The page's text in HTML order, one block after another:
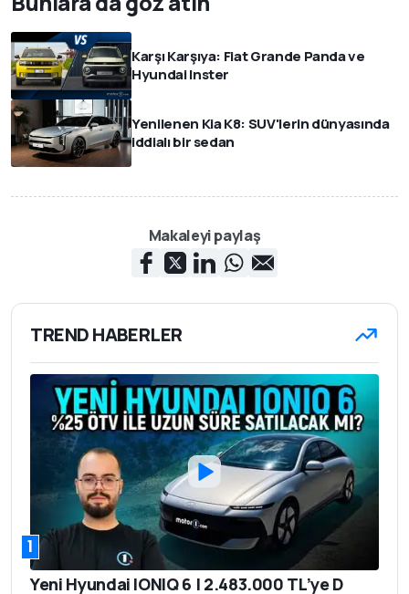
Karşı Karşıya: Fiat Grande Panda ve
Hyundai Inster
Yenilenen Kia K8: SUV'lerin dünyasında
iddialı bir sedan
Makaleyi paylaş
TREND HABERLER
1
Yeni Hyundai IONIQ 6 | 2.483.000 TL’ye D